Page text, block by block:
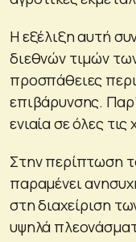
Η εξέλιξη αυτή
διεθνών τιμών
προσπάθειες
επιβάρυνσης.
ενιαία σε όλες
Στην περίπτωση
παραμένει
στη διαχείριση
υψηλά